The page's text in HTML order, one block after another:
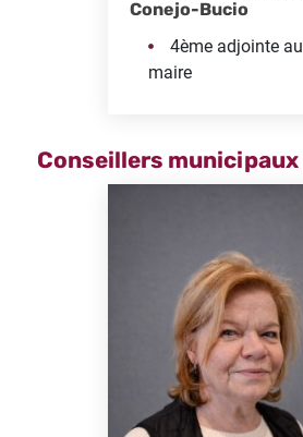
Conejo-Bucio
4ème adjointe au
maire
Conseillers municipaux